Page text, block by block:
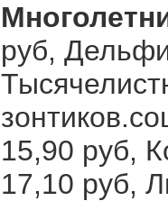
руб,
15,90 руб,
17,10 руб,